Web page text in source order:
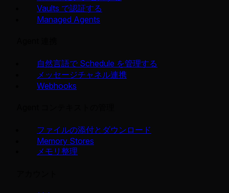
Vaults で認証する
Managed Agents
自然言語で Schedule を管理する
メッセージチャネル連携
Webhooks
ファイルの添付とダウンロード
Memory Stores
メモリ整理